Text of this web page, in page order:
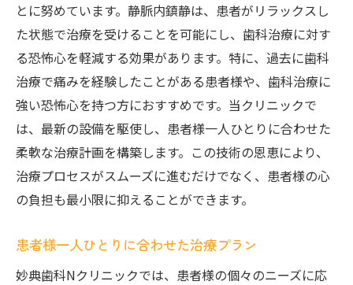
とに努めています。静脈内鎮静は、患者がリラックスし
た状態で治療を受けることを可能にし、歯科治療に対す
る恐怖心を軽減する効果があります。特に、過去に歯科
治療で痛みを経験したことがある患者様や、歯科治療に
強い恐怖心を持つ方におすすめです。当クリニックで
は、最新の設備を駆使し、患者様一人ひとりに合わせた
柔軟な治療計画を構築します。この技術の恩恵により、
治療プロセスがスムーズに進むだけでなく、患者様の心
の負担も最小限に抑えることができます。
患者様一人ひとりに合わせた治療プラン
妙典歯科Nクリニックでは、患者様の個々のニーズに応